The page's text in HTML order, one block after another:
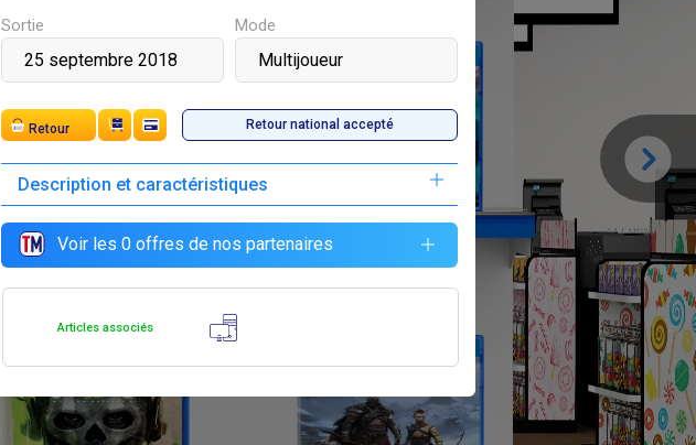
Sortie Mode
Expédition Expédition en 45 min
Description et caractéristiques
Voir les 0 offres de nos partenaires
Articles associés
35 000 50 000